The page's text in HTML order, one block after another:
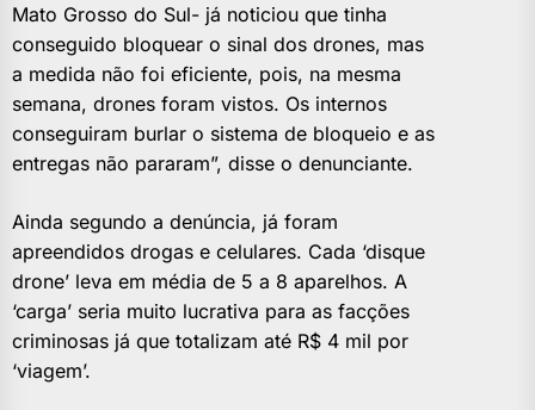
Mato Grosso do Sul- já noticiou que tinha
conseguido bloquear o sinal dos drones, mas
a medida não foi eficiente, pois, na mesma
semana, drones foram vistos. Os internos
conseguiram burlar o sistema de bloqueio e as
entregas não pararam”, disse o denunciante.
Ainda segundo a denúncia, já foram
apreendidos drogas e celulares. Cada ‘disque
drone’ leva em média de 5 a 8 aparelhos. A
‘carga’ seria muito lucrativa para as facções
criminosas já que totalizam até R$ 4 mil por
‘viagem’.